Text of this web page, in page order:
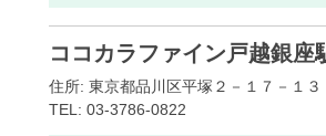
ココカラファイン戸越銀座
住所: 東京都品川区平塚２－１７－１３
TEL: 03-3786-0822